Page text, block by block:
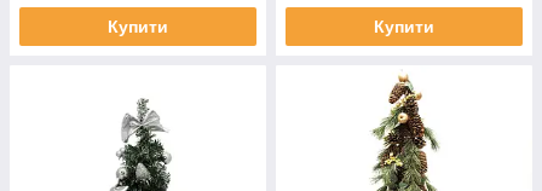
Купити Купити